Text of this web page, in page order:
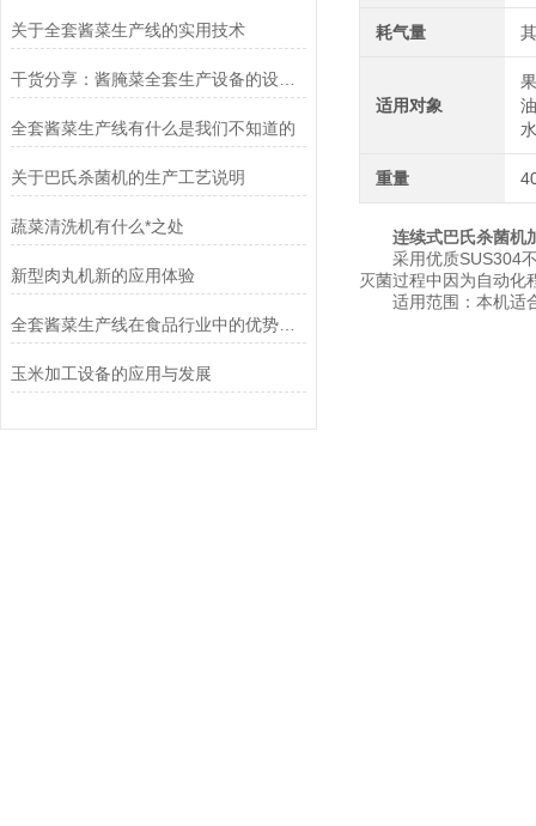
关于全套酱菜生产线的实用技术
干货分享：酱腌菜全套生产设备的设计要求
全套酱菜生产线有什么是我们不知道的
关于巴氏杀菌机的生产工艺说明
蔬菜清洗机有什么*之处
新型肉丸机新的应用体验
全套酱菜生产线在食品行业中的优势和应用前景
玉米加工设备的应用与发展
耗气量
适用对象
重量
连续式巴氏杀菌机
采用优质SUS304不
灭菌过程中因为自动化
适用范围：本机适合